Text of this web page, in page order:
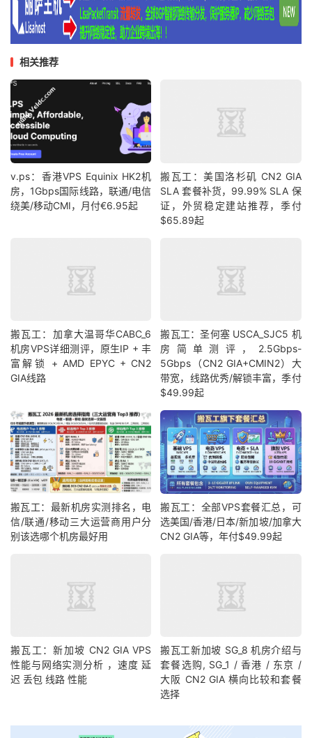
相关推荐
v.ps：香港VPS Equinix HK2机
房，1Gbps国际线路，联通/电信
绕美/移动CMI，月付€6.95起
搬瓦工：美国洛杉矶 CN2 GIA
SLA 套餐补货，99.99% SLA 保
证，外贸稳定建站推荐，季付
$65.89起
搬瓦工：加拿大温哥华CABC_6
机房VPS详细测评，原生IP + 丰
富解锁 + AMD EPYC + CN2
GIA线路
搬瓦工：圣何塞 USCA_SJC5 机
房简单测评，2.5Gbps-
5Gbps（CN2 GIA+CMIN2）大
带宽，线路优秀/解锁丰富，季付
$49.99起
搬瓦工：最新机房实测排名，电
信/联通/移动三大运营商用户分
别该选哪个机房最好用
搬瓦工：全部VPS套餐汇总，可
选美国/香港/日本/新加坡/加拿大
CN2 GIA等，年付$49.99起
搬瓦工：新加坡 CN2 GIA VPS
性能与网络实测分析 ，速度 延
迟 丢包 线路 性能
搬瓦工新加坡 SG_8 机房介绍与
套餐选购, SG_1 / 香港 / 东京 /
大阪 CN2 GIA 横向比较和套餐
选择